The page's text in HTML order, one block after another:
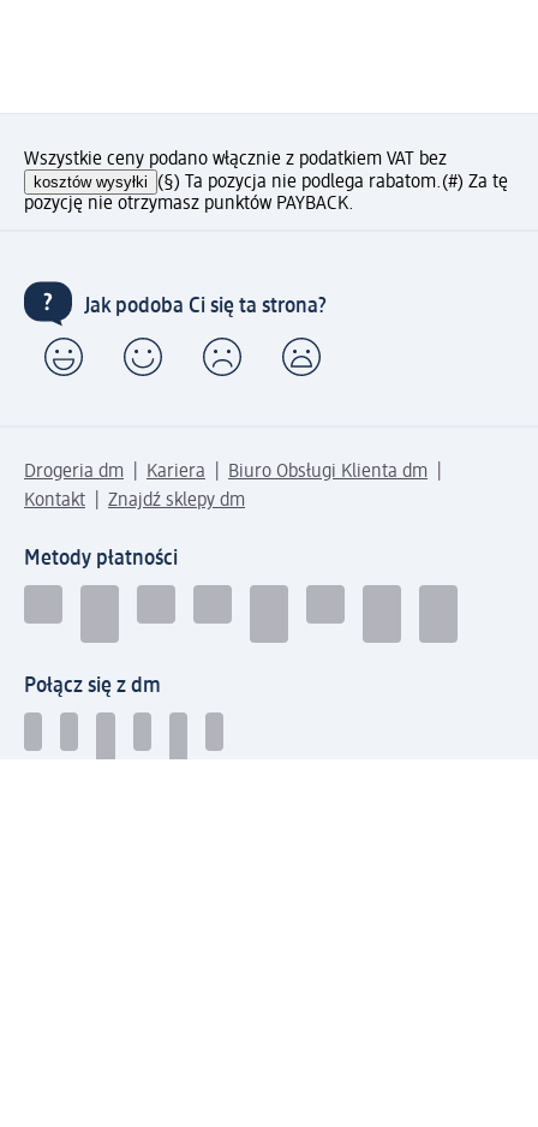
Wszystkie ceny podano włącznie z podatkiem VAT bez
kosztów wysyłki (§) Ta pozycja nie podlega rabatom.(#) Za tę
pozycję nie otrzymasz punktów PAYBACK.
Jak podoba Ci się ta strona?
Drogeria dm Kariera
Biuro Obsługi Klienta dm
Kontakt
Znajdź sklepy dm
Metody płatności
Połącz się z dm